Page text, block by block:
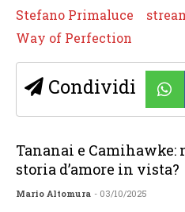
Stefano Primaluce
Way of Perfection
Condividi
Tananai e Camihawke:
storia d’amore in vista?
Mario Altomura - 03/10/2025